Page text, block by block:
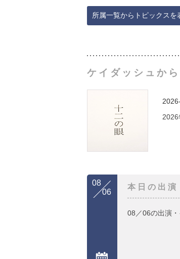
所属一覧からトピックスを
ケイダッシュか
2026
08
06
本日の出演
08／06の出演